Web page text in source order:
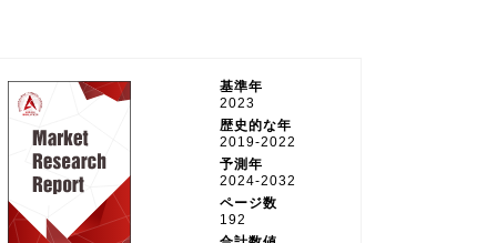
基準年
2023
歴史的な年
2019-2022
予測年
2024-2032
ページ数
192